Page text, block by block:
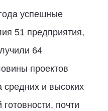
успешные
51 предприятия,
64
проектов
средних и высоких
почти